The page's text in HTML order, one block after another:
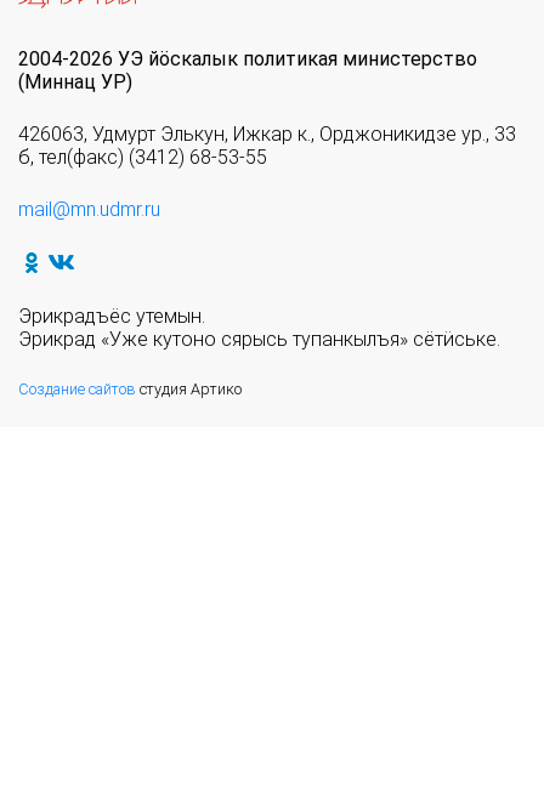
2004-2026 УЭ йöскалык политикая министерство
(Миннац УР)
426063, Удмурт Элькун, Ижкар к., Орджоникидзе ур., 33
б, тел(факс) (3412) 68-53-55
mail@mn.udmr.ru
Эрикрадъёс утемын.
Эрикрад «Уже кутоно сярысь тупанкылъя» сётӥське.
Создание сайтов студия Артико